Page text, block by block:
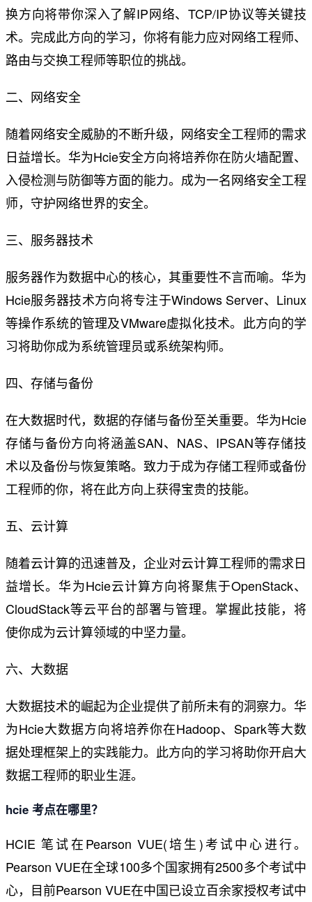
换方向将带你深入了解IP网络、TCP/IP协议等关键技
术。完成此方向的学习，你将有能力应对网络工程师、
路由与交换工程师等职位的挑战。
二、网络安全
随着网络安全威胁的不断升级，网络安全工程师的需求
日益增长。华为Hcie安全方向将培养你在防火墙配置、
入侵检测与防御等方面的能力。成为一名网络安全工程
师，守护网络世界的安全。
三、服务器技术
服务器作为数据中心的核心，其重要性不言而喻。华为
Hcie服务器技术方向将专注于Windows Server、Linux
等操作系统的管理及VMware虚拟化技术。此方向的学
习将助你成为系统管理员或系统架构师。
四、存储与备份
在大数据时代，数据的存储与备份至关重要。华为Hcie
存储与备份方向将涵盖SAN、NAS、IPSAN等存储技
术以及备份与恢复策略。致力于成为存储工程师或备份
工程师的你，将在此方向上获得宝贵的技能。
五、云计算
随着云计算的迅速普及，企业对云计算工程师的需求日
益增长。华为Hcie云计算方向将聚焦于OpenStack、
CloudStack等云平台的部署与管理。掌握此技能，将
使你成为云计算领域的中坚力量。
六、大数据
大数据技术的崛起为企业提供了前所未有的洞察力。华
为Hcie大数据方向将培养你在Hadoop、Spark等大数
据处理框架上的实践能力。此方向的学习将助你开启大
数据工程师的职业生涯。
hcie 考点在哪里？
HCIE 笔试在Pearson VUE(培生)考试中心进行。
Pearson VUE在全球100多个国家拥有2500多个考试中
心，目前Pearson VUE在中国已设立百余家授权考试中